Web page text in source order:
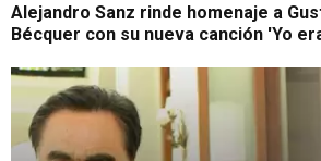
Alejandro Sanz rinde homenaje a
Bécquer con su nueva canción 'Yo